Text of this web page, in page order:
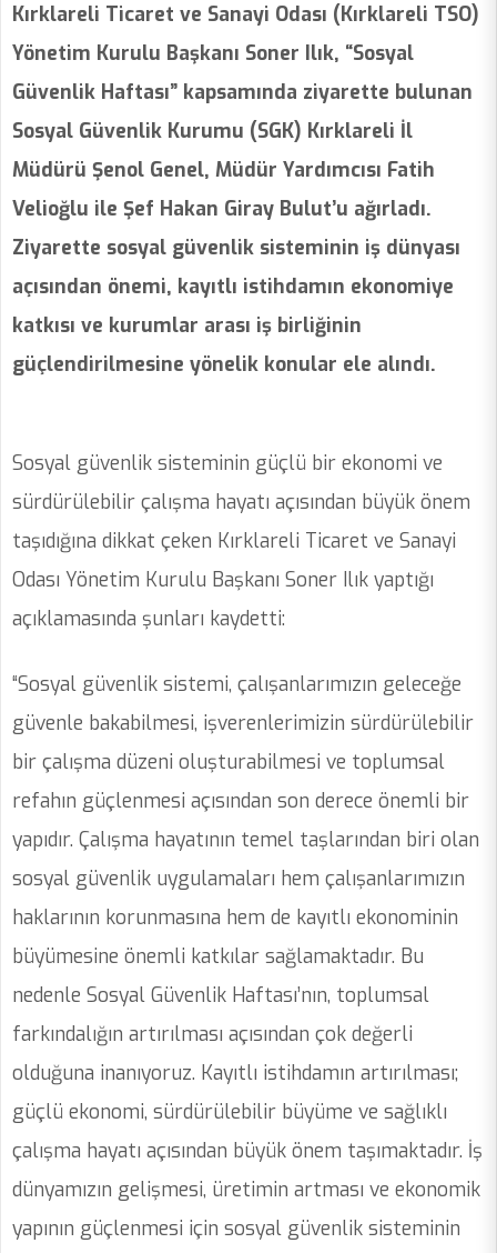
Kırklareli Ticaret ve Sanayi Odası (Kırklareli TSO)
Yönetim Kurulu Başkanı Soner Ilık, “Sosyal
Güvenlik Haftası” kapsamında ziyarette bulunan
Sosyal Güvenlik Kurumu (SGK) Kırklareli İl
Müdürü Şenol Genel, Müdür Yardımcısı Fatih
Velioğlu ile Şef Hakan Giray Bulut’u ağırladı.
Ziyarette sosyal güvenlik sisteminin iş dünyası
açısından önemi, kayıtlı istihdamın ekonomiye
katkısı ve kurumlar arası iş birliğinin
güçlendirilmesine yönelik konular ele alındı.
Sosyal güvenlik sisteminin güçlü bir ekonomi ve
sürdürülebilir çalışma hayatı açısından büyük önem
taşıdığına dikkat çeken Kırklareli Ticaret ve Sanayi
Odası Yönetim Kurulu Başkanı Soner Ilık yaptığı
açıklamasında şunları kaydetti:
“Sosyal güvenlik sistemi, çalışanlarımızın geleceğe
güvenle bakabilmesi, işverenlerimizin sürdürülebilir
bir çalışma düzeni oluşturabilmesi ve toplumsal
refahın güçlenmesi açısından son derece önemli bir
yapıdır. Çalışma hayatının temel taşlarından biri olan
sosyal güvenlik uygulamaları hem çalışanlarımızın
haklarının korunmasına hem de kayıtlı ekonominin
büyümesine önemli katkılar sağlamaktadır. Bu
nedenle Sosyal Güvenlik Haftası’nın, toplumsal
farkındalığın artırılması açısından çok değerli
olduğuna inanıyoruz. Kayıtlı istihdamın artırılması;
güçlü ekonomi, sürdürülebilir büyüme ve sağlıklı
çalışma hayatı açısından büyük önem taşımaktadır. İş
dünyamızın gelişmesi, üretimin artması ve ekonomik
yapının güçlenmesi için sosyal güvenlik sisteminin